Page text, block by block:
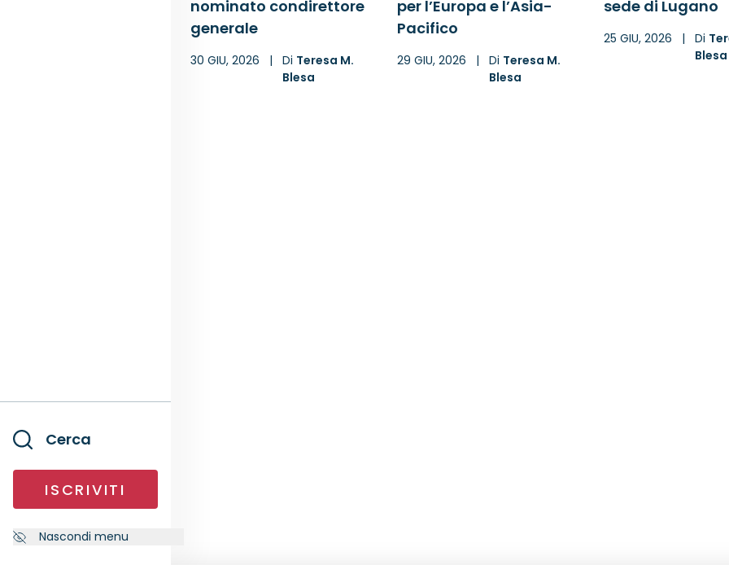
Cerca
ISCRIVITI
Nascondi menu
nominato condirettore
generale
30 GIU, 2026 | Di Teresa M.
Blesa
per l’Europa e l’Asia-
Pacifico
29 GIU, 2026 | Di Teresa M.
Blesa
sede di Lugano
25 GIU, 2026 | Di
Blesa